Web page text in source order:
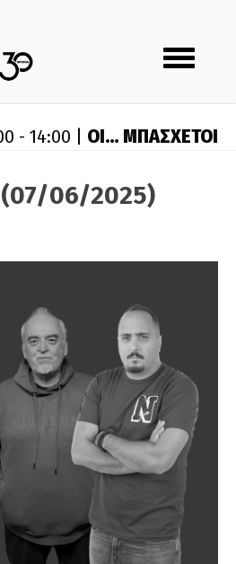
Toggle
navigation
- 14:00 | ΟΙ… ΜΠΑΣΧΕΤΟΙ
(07/06/2025)